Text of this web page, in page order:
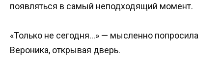
появляться в самый неподходящий момент.
«Только не сегодня…» — мысленно попросила
Вероника, открывая дверь.